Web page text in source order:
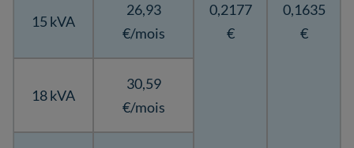
0,2177
€
0,1635
€
15 kVA
26,93
€/mois
18 kVA
30,59
€/mois